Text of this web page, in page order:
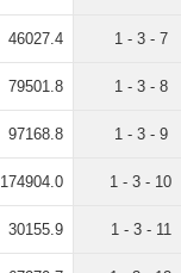
46027.4
79501.8
97168.8
174904.0
30155.9
1 - 3 - 7
1 - 3 - 8
1 - 3 - 9
1 - 3 - 10
1 - 3 - 11